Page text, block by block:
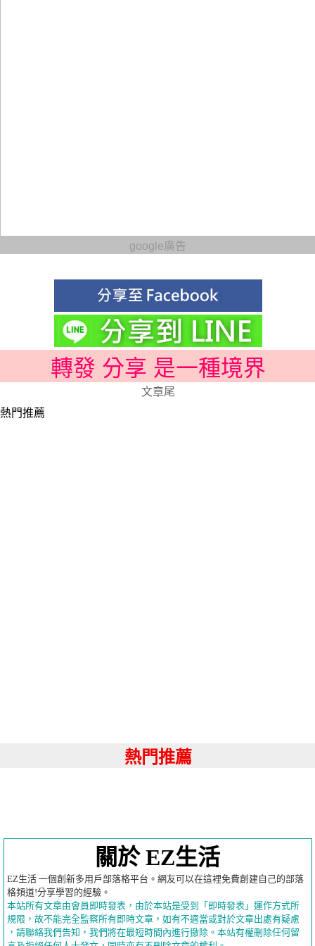
google廣告
轉發 分享 是一種境界
文章尾
熱門推薦
熱門推薦
關於 EZ生活
EZ生活 一個創新多用戶部落格平台。網友可以在這裡免費創建自己的部落
格頻道!分享學習的經驗。
本站所有文章由會員即時發表，由於本站是受到「即時發表」運作方式所
規限，故不能完全監察所有即時文章，如有不適當或對於文章出處有疑慮
，請聯絡我們告知，我們將在最短時間內進行撤除。本站有權刪除任何留